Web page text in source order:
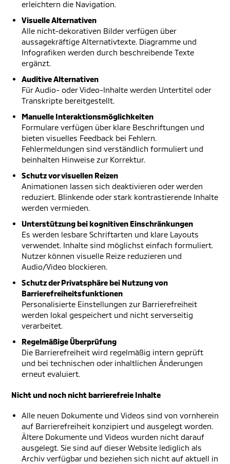
erleichtern die Navigation.
Visuelle Alternativen
Alle nicht-dekorativen Bilder verfügen über
aussagekräftige Alternativtexte. Diagramme und
Infografiken werden durch beschreibende Texte
ergänzt.
Auditive Alternativen
Für Audio- oder Video-Inhalte werden Untertitel oder
Transkripte bereitgestellt.
Manuelle Interaktionsmöglichkeiten
Formulare verfügen über klare Beschriftungen und
bieten visuelles Feedback bei Fehlern.
Fehlermeldungen sind verständlich formuliert und
beinhalten Hinweise zur Korrektur.
Schutz vor visuellen Reizen
Animationen lassen sich deaktivieren oder werden
reduziert. Blinkende oder stark kontrastierende Inhalte
werden vermieden.
Unterstützung bei kognitiven Einschränkungen
Es werden lesbare Schriftarten und klare Layouts
verwendet. Inhalte sind möglichst einfach formuliert.
Nutzer können visuelle Reize reduzieren und
Audio/Video blockieren.
Schutz der Privatsphäre bei Nutzung von
Barrierefreiheitsfunktionen
Personalisierte Einstellungen zur Barrierefreiheit
werden lokal gespeichert und nicht serverseitig
verarbeitet.
Regelmäßige Überprüfung
Die Barrierefreiheit wird regelmäßig intern geprüft
und bei technischen oder inhaltlichen Änderungen
erneut evaluiert.
Nicht und noch nicht barrierefreie Inhalte
Alle neuen Dokumente und Videos sind von vornherein
auf Barrierefreiheit konzipiert und ausgelegt worden.
Ältere Dokumente und Videos wurden nicht darauf
ausgelegt. Sie sind auf dieser Website lediglich als
Archiv verfügbar und beziehen sich nicht auf aktuell in